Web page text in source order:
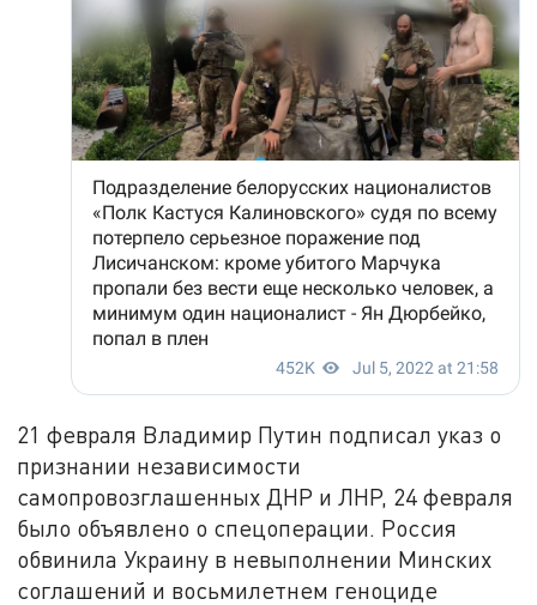
21 февраля Владимир Путин подписал указ о
признании независимости
самопровозглашенных ДНР и ЛНР, 24 февраля
было объявлено о спецоперации. Россия
обвинила Украину в невыполнении Минских
соглашений и восьмилетнем геноциде